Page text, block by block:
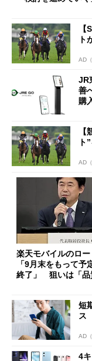
ト
AD
JR
善
購
ト
AD
楽天モバイルのロ
「9月末をもって予
終了」 狙いは「品
も
短
ス
AD
4